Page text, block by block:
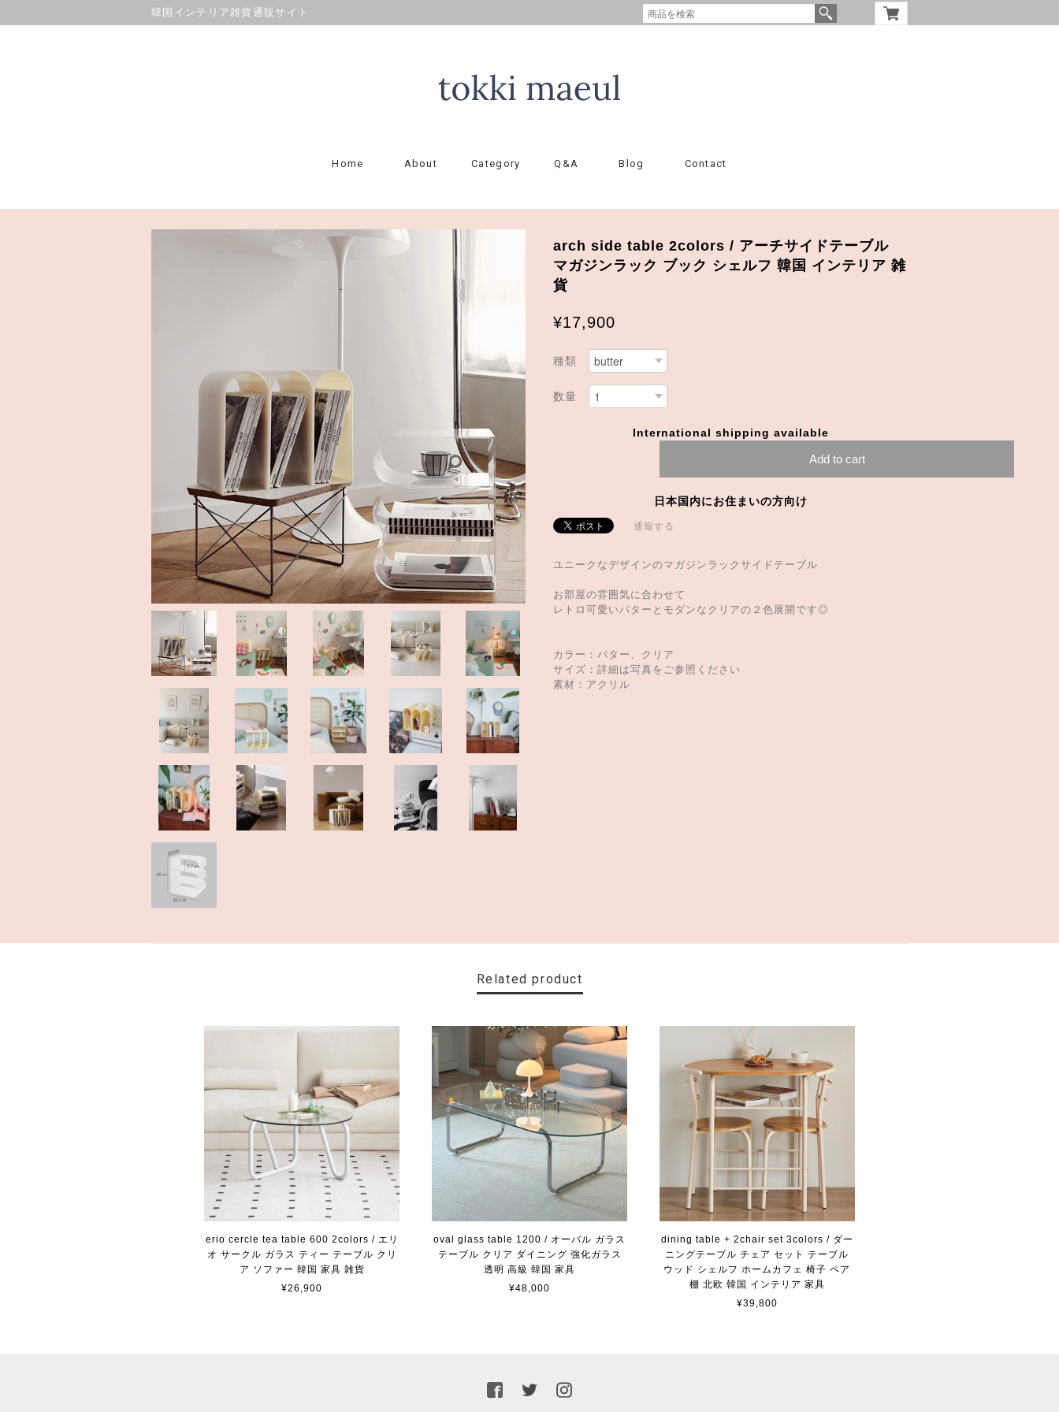
韓国インテリア雑貨通販サイト
Home About Category Q&A Blog Contact
arch side table 2colors / アーチサイドテーブル
マガジンラック ブック シェルフ 韓国 インテリア 雑
貨
¥17,900
種類
数量
International shipping available
Add to cart
日本国内にお住まいの方向け
通報する
ユニークなデザインのマガジンラックサイドテーブル
お部屋の雰囲気に合わせて
レトロ可愛いバターとモダンなクリアの２色展開です◎
カラー：バター、クリア
サイズ：詳細は写真をご参照ください
素材：アクリル
Related product
erio cercle tea table 600 2colors / エリ
オ サークル ガラス ティー テーブル クリ
ア ソファー 韓国 家具 雑貨
¥26,900
oval glass table 1200 / オーバル ガラス
テーブル クリア ダイニング 強化ガラス
透明 高級 韓国 家具
¥48,000
dining table + 2chair set 3colors / ダー
ニングテーブル チェア セット テーブル
ウッド シェルフ ホームカフェ 椅子 ペア
棚 北欧 韓国 インテリア 家具
¥39,800